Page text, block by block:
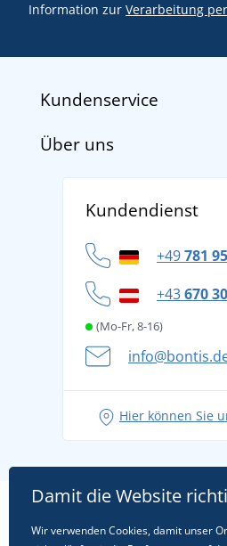
Information zur Verarbeitung
Kundenservice
Impressum
Versand und Zahlung
Datenschutz
Cookie-Richtlinie
Über uns
Für Unternehmen und
Kundendienst
+49781
+43670
(Mo-Fr, 8-16)
Hier können Sie
Damit die Website
Wir verwenden Cookies, damit unser